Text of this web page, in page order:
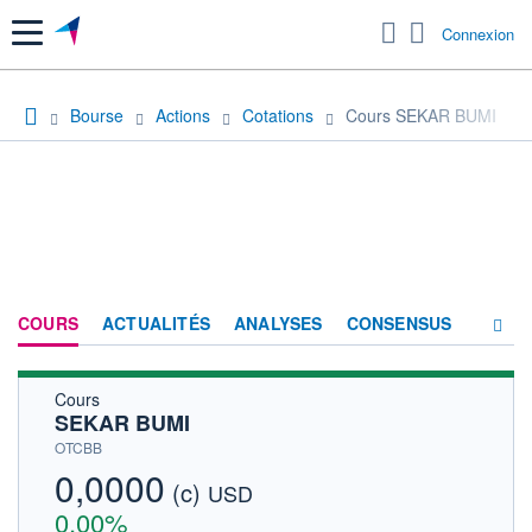
Menu Connexion
Bourse Actions Cotations Cours SEKAR BUMI
COURS ACTUALITÉS ANALYSES CONSENSUS
Cours
SEKAR BUMI
OTCBB
0,0000 (c) USD
0,00%